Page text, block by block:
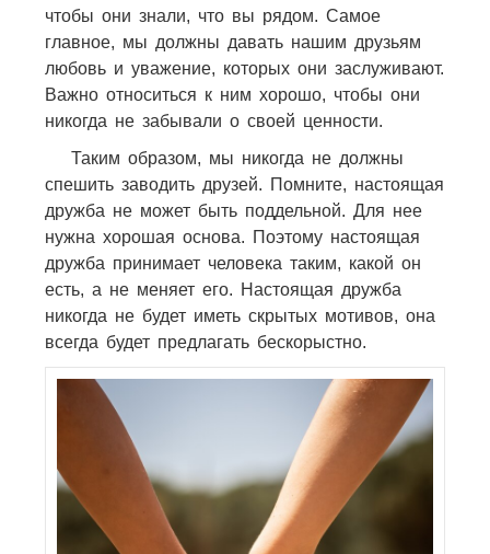
чтобы они знали, что вы рядом. Самое
главное, мы должны давать нашим друзьям
любовь и уважение, которых они заслуживают.
Важно относиться к ним хорошо, чтобы они
никогда не забывали о своей ценности.
Таким образом, мы никогда не должны
спешить заводить друзей. Помните, настоящая
дружба не может быть поддельной. Для нее
нужна хорошая основа. Поэтому настоящая
дружба принимает человека таким, какой он
есть, а не меняет его. Настоящая дружба
никогда не будет иметь скрытых мотивов, она
всегда будет предлагать бескорыстно.